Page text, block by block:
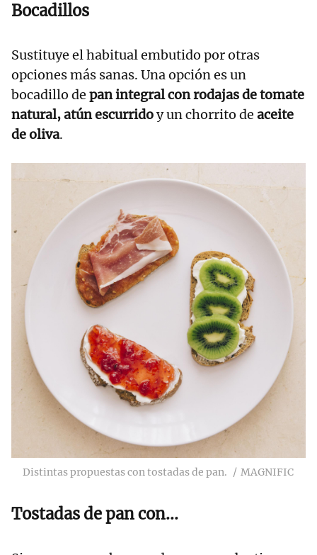
Bocadillos
Sustituye el habitual embutido por otras
opciones más sanas. Una opción es un
bocadillo de pan integral con rodajas de tomate
natural, atún escurridoy un chorrito de aceite
de oliva.
Distintas propuestas con tostadas de pan. MAGNIFIC
Tostadas de pan con...